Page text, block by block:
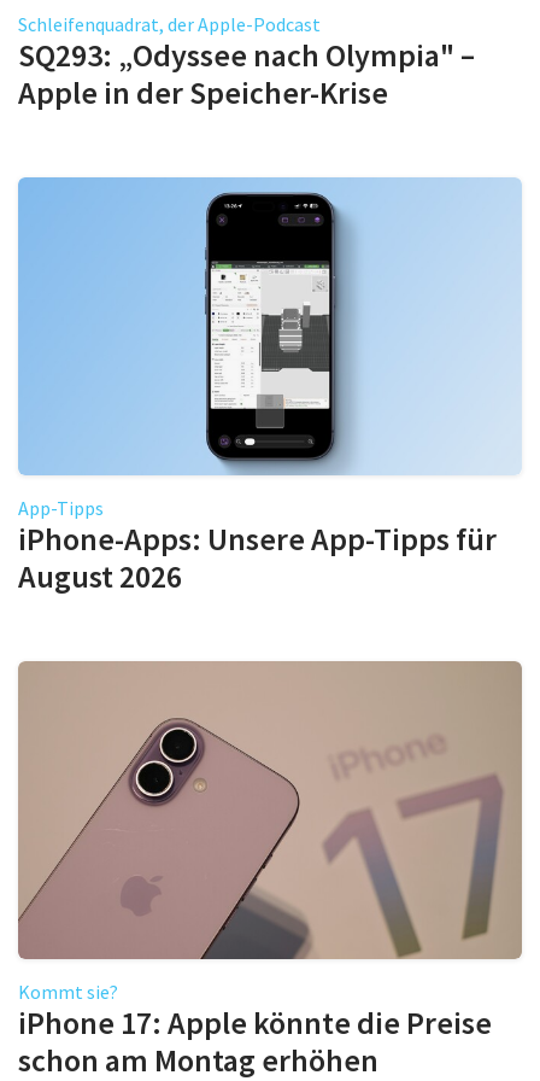
Schleifenquadrat, der Apple-Podcast
SQ293: „Odyssee nach Olympia" –
Apple in der Speicher-Krise
App-Tipps
iPhone-Apps: Unsere App-Tipps für
August 2026
Kommt sie?
iPhone 17: Apple könnte die Preise
schon am Montag erhöhen